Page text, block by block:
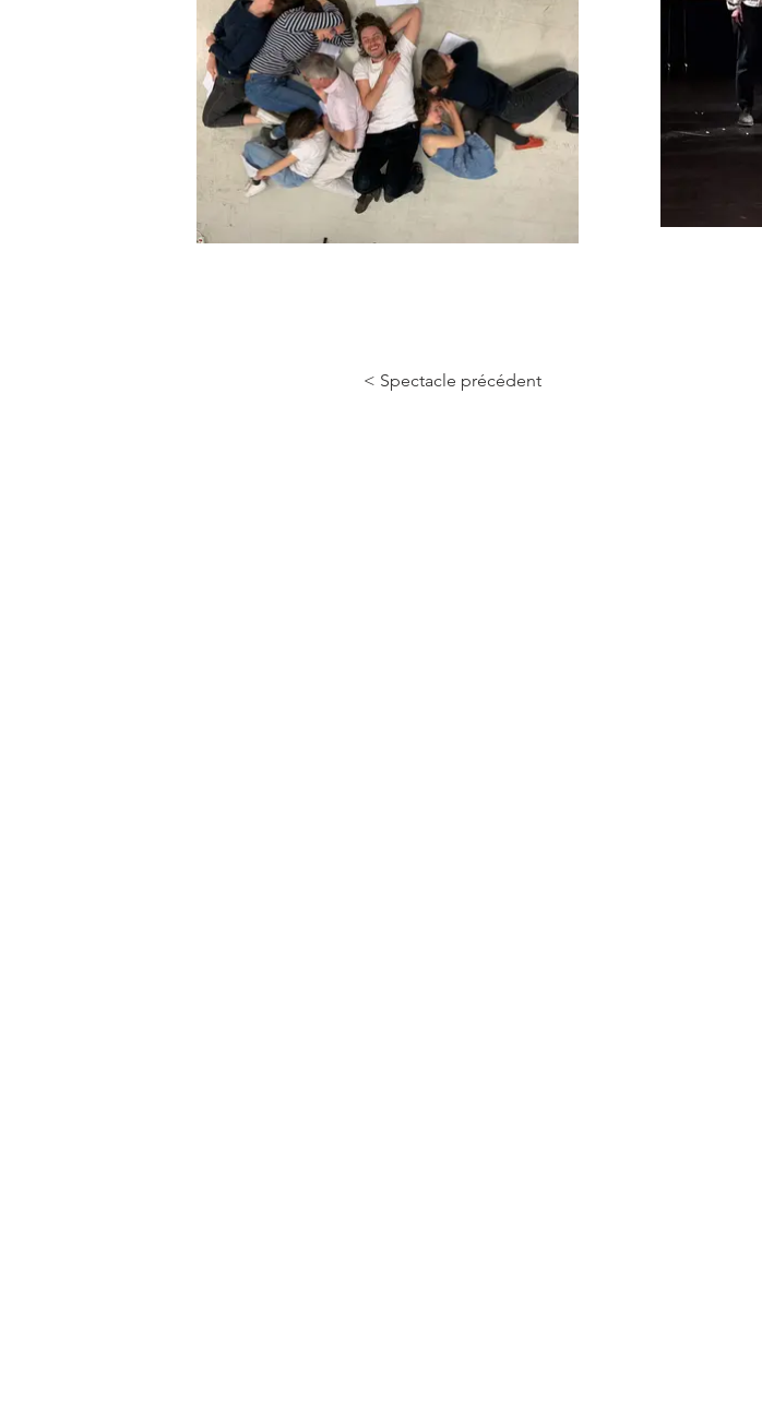
< Spectacle précédent